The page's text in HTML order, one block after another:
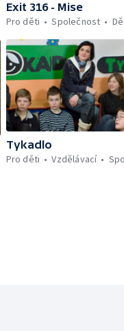
Exit 316 - Mise
Pro děti
Společnost
Tykadlo
Pro děti
Vzdělávací